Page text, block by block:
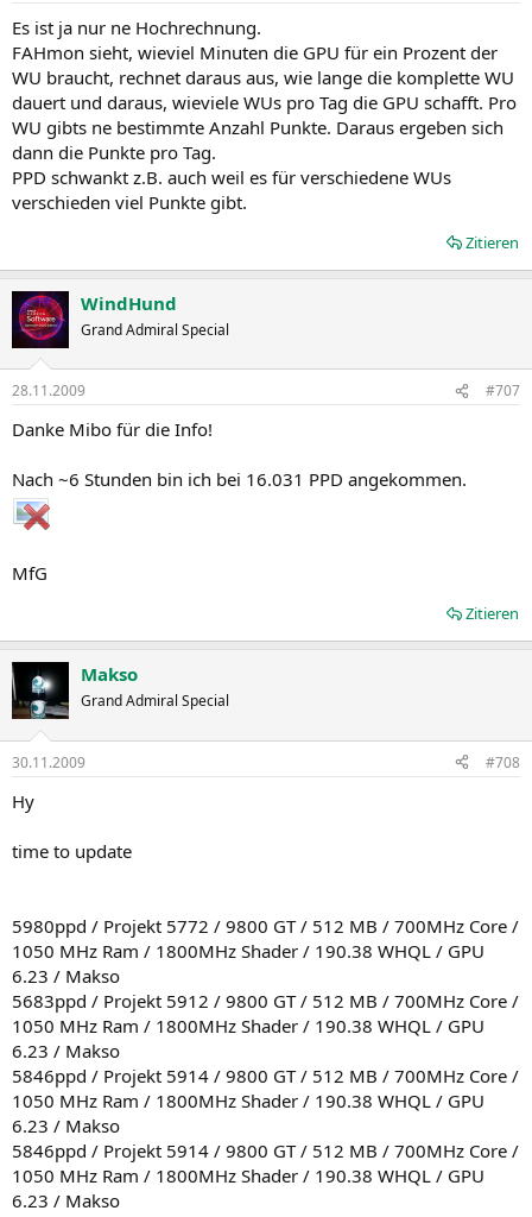
Es ist ja nur ne Hochrechnung.
FAHmon sieht, wieviel Minuten die GPU für ein Prozent der
WU braucht, rechnet daraus aus, wie lange die komplette WU
dauert und daraus, wieviele WUs pro Tag die GPU schafft. Pro
WU gibts ne bestimmte Anzahl Punkte. Daraus ergeben sich
dann die Punkte pro Tag.
PPD schwankt z.B. auch weil es für verschiedene WUs
verschieden viel Punkte gibt.
Zitieren
WindHund
Grand Admiral Special
28.11.2009 #707
Danke Mibo für die Info!
Nach ~6 Stunden bin ich bei 16.031 PPD angekommen.
MfG
Zitieren
Makso
Grand Admiral Special
30.11.2009 #708
Hy
time to update
5980ppd / Projekt 5772 / 9800 GT / 512 MB / 700MHz Core /
1050 MHz Ram / 1800MHz Shader / 190.38 WHQL / GPU
6.23 / Makso
5683ppd / Projekt 5912 / 9800 GT / 512 MB / 700MHz Core /
1050 MHz Ram / 1800MHz Shader / 190.38 WHQL / GPU
6.23 / Makso
5846ppd / Projekt 5914 / 9800 GT / 512 MB / 700MHz Core /
1050 MHz Ram / 1800MHz Shader / 190.38 WHQL / GPU
6.23 / Makso
5846ppd / Projekt 5914 / 9800 GT / 512 MB / 700MHz Core /
1050 MHz Ram / 1800MHz Shader / 190.38 WHQL / GPU
6.23 / Makso